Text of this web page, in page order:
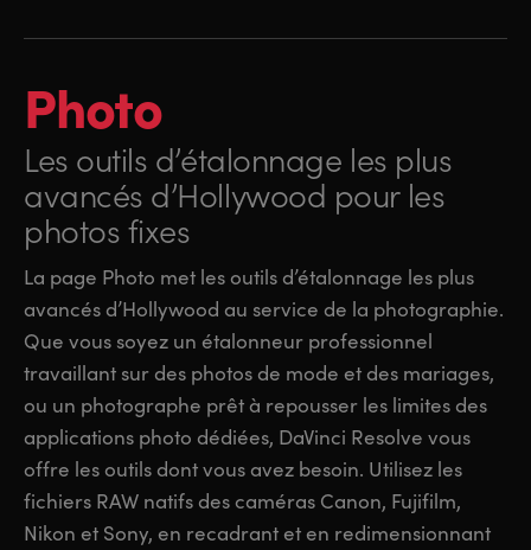
Photo
Les outils d’étalonnage les plus
avancés d’Hollywood pour les
photos fixes
La page Photo met les outils d’étalonnage les plus
avancés d’Hollywood au service de la photographie.
Que vous soyez un étalonneur professionnel
travaillant sur des photos de mode et des mariages,
ou un photographe prêt à repousser les limites des
applications photo dédiées, DaVinci Resolve vous
offre les outils dont vous avez besoin. Utilisez les
fichiers RAW natifs des caméras Canon, Fujifilm,
Nikon et Sony, en recadrant et en redimensionnant